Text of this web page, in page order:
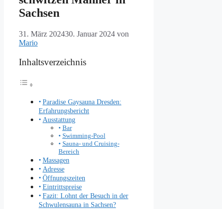
Sachsen
31. März 202430. Januar 2024 von
Mario
Inhaltsverzeichnis
Paradise Gaysauna Dresden:
Erfahrungsbericht
Ausstattung
Bar
Swimming-Pool
Sauna- und Cruising-
Bereich
Massagen
Adresse
Öffnungszeiten
Eintrittspreise
Fazit: Lohnt der Besuch in der
Schwulensauna in Sachsen?